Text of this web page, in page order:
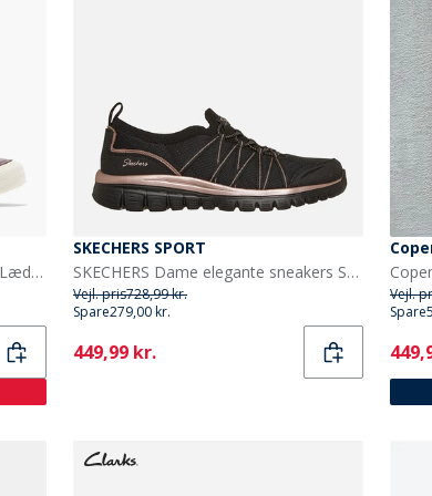
Converse Chuck Taylor All Star Hi Læder Træningssko Totally Fudged/Egret
SKECHERS SPORT
SKECHERS Dame elegante sneakers Sort
Vejl. pris728,99 kr.
Spare279,00 kr.
Current
449,99 kr.
Vejl.
Spare